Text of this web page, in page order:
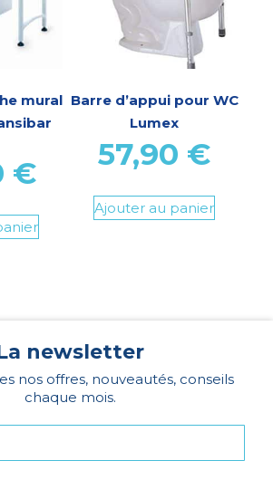
mural
€
Barre d’appui pour WC
Lumex
57,90 €
Ajouter au panier
newsletter
nos offres, nouveautés, conseils
chaque mois.